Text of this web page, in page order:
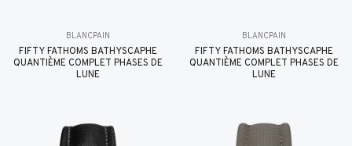
BLANCPAIN
FIFTY FATHOMS BATHYSCAPHE
QUANTIÈME COMPLET PHASES DE
LUNE
BLANCPAIN
FIFTY FATHOMS BATHYSCAPHE
QUANTIÈME COMPLET PHASES DE
LUNE